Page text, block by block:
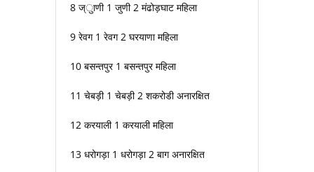
8 ज्ुाणी 1 जुणी 2 मंढोड़घाट महिला
9 रेवग 1 रेवग 2 घरयाणा महिला
10 बसन्तपुर 1 बसन्तपुर महिला
11 चेबड़ी 1 चेबड़ी 2 शकरोडी अनारक्षित
12 करयाली 1 करयाली महिला
13 धरोगड़ा 1 धरोगड़ा 2 बाग अनारक्षित